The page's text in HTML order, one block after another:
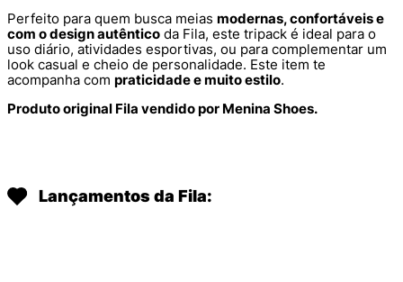
Perfeito para quem busca meias modernas, confortáveis e
com o design autêntico da Fila, este tripack é ideal para o
uso diário, atividades esportivas, ou para complementar um
look casual e cheio de personalidade. Este item te
acompanha com praticidade e muito estilo.
Produto original Fila vendido por Menina Shoes.
Lançamentos da Fila: